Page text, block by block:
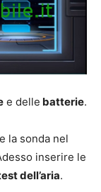
e delle batterie.
la sonda nel
inserire le
dell’aria.